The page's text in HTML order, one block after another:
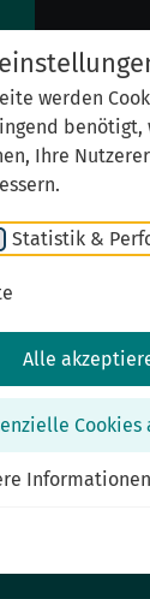
werden
benötigt,
Ihre
Statistik &
Alle